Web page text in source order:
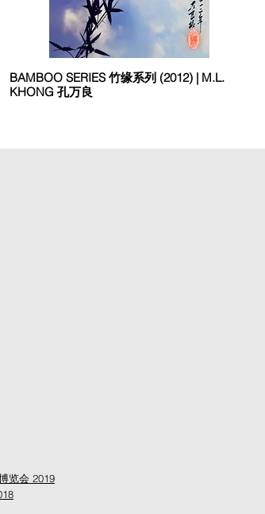
BAMBOO SERIES 竹缘系列 (2012) | M.L.
KHONG 孔万良
览会 2019